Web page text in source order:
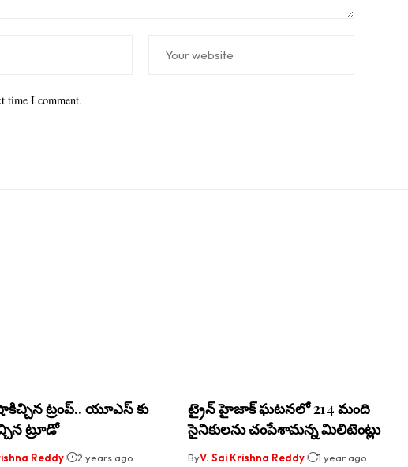
time I comment.
ట్రంప్.. యూఎస్ కు
ట్రూడో
Reddy 2 years ago
ట్రైన్ హైజాక్ ఘటనలో 214 మంది
సైనికులను చంపేశామన్న మిలిటెంట్లు
ByV. Sai Krishna Reddy 1 year ago